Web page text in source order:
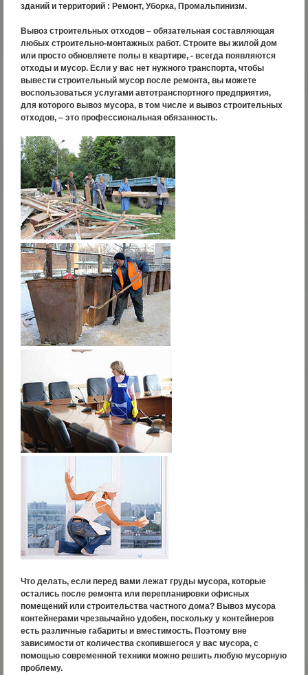
зданий и территорий : Ремонт, Уборка, Промальпинизм.
Вывоз строительных отходов – обязательная составляющая
любых строительно-монтажных работ. Строите вы жилой дом
или просто обновляете полы в квартире, - всегда появляются
отходы и мусор. Если у вас нет нужного транспорта, чтобы
вывести строительный мусор после ремонта, вы можете
воспользоваться услугами автотранспортного предприятия,
для которого вывоз мусора, в том числе и вывоз строительных
отходов, – это профессиональная обязанность.
Что делать, если перед вами лежат груды мусора, которые
остались после ремонта или перепланировки офисных
помещений или строительства частного дома? Вывоз мусора
контейнерами чрезвычайно удобен, поскольку у контейнеров
есть различные габариты и вместимость. Поэтому вне
зависимости от количества скопившегося у вас мусора, с
помощью современной техники можно решить любую мусорную
проблему.